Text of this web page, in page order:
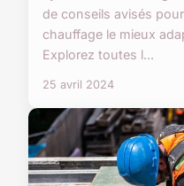
de conseils avisés
chauffage le mieux
Explorez toutes l...
25 avril 2024